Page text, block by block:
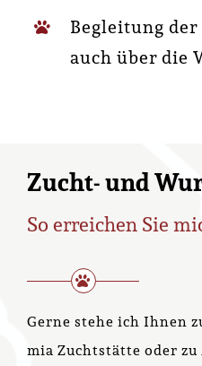
Begleitung
auch über die
Zucht- und
So erreichen Sie
Gerne stehe ich Ihnen
mia Zuchtstätte oder